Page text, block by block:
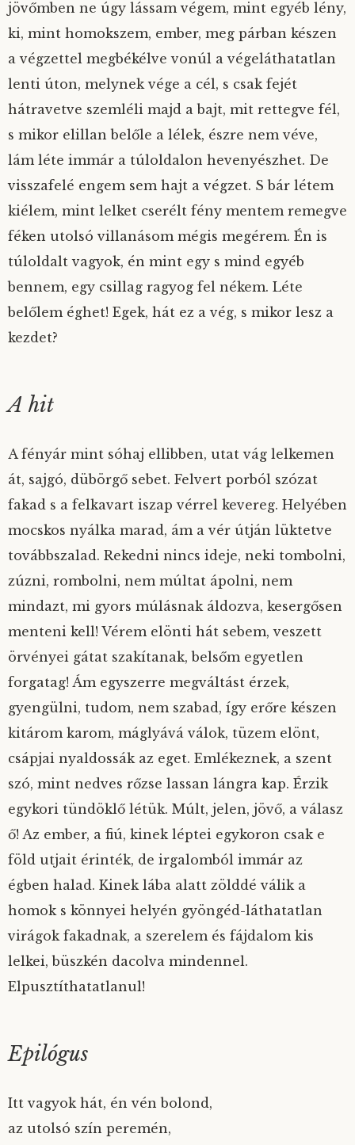
jövőmben ne úgy lássam végem, mint egyéb lény,
ki, mint homokszem, ember, meg párban készen
a végzettel megbékélve vonúl a végeláthatatlan
lenti úton, melynek vége a cél, s csak fejét
hátravetve szemléli majd a bajt, mit rettegve fél,
s mikor elillan belőle a lélek, észre nem véve,
lám léte immár a túloldalon hevenyészhet. De
visszafelé engem sem hajt a végzet. S bár létem
kiélem, mint lelket cserélt fény mentem remegve
féken utolsó villanásom mégis megérem. Én is
túloldalt vagyok, én mint egy s mind egyéb
bennem, egy csillag ragyog fel nékem. Léte
belőlem éghet! Egek, hát ez a vég, s mikor lesz a
kezdet?
A hit
A fényár mint sóhaj ellibben, utat vág lelkemen
át, sajgó, dübörgő sebet. Felvert porból szózat
fakad s a felkavart iszap vérrel kevereg. Helyében
mocskos nyálka marad, ám a vér útján lüktetve
továbbszalad. Rekedni nincs ideje, neki tombolni,
zúzni, rombolni, nem múltat ápolni, nem
mindazt, mi gyors múlásnak áldozva, kesergősen
menteni kell! Vérem elönti hát sebem, veszett
örvényei gátat szakítanak, belsőm egyetlen
forgatag! Ám egyszerre megváltást érzek,
gyengülni, tudom, nem szabad, így erőre készen
kitárom karom, máglyává válok, tüzem elönt,
csápjai nyaldossák az eget. Emlékeznek, a szent
szó, mint nedves rőzse lassan lángra kap. Érzik
egykori tündöklő létük. Múlt, jelen, jövő, a válasz
ő! Az ember, a fiú, kinek léptei egykoron csak e
föld utjait érinték, de irgalomból immár az
égben halad. Kinek lába alatt zölddé válik a
homok s könnyei helyén gyöngéd-láthatatlan
virágok fakadnak, a szerelem és fájdalom kis
lelkei, büszkén dacolva mindennel.
Elpusztíthatatlanul!
Epilógus
Itt vagyok hát, én vén bolond,
az utolsó szín peremén,